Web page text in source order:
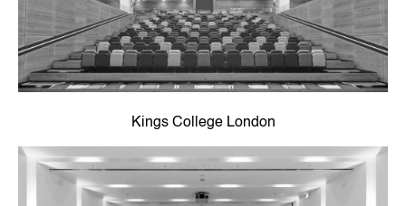
Kings College London